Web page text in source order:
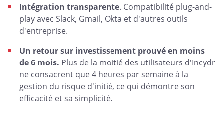
Intégration transparente. Compatibilité plug-and-
play avec Slack, Gmail, Okta et d'autres outils
d'entreprise.
Un retour sur investissement prouvé en moins
de 6 mois. Plus de la moitié des utilisateurs d'Incydr
ne consacrent que 4 heures par semaine à la
gestion du risque d'initié, ce qui démontre son
efficacité et sa simplicité.